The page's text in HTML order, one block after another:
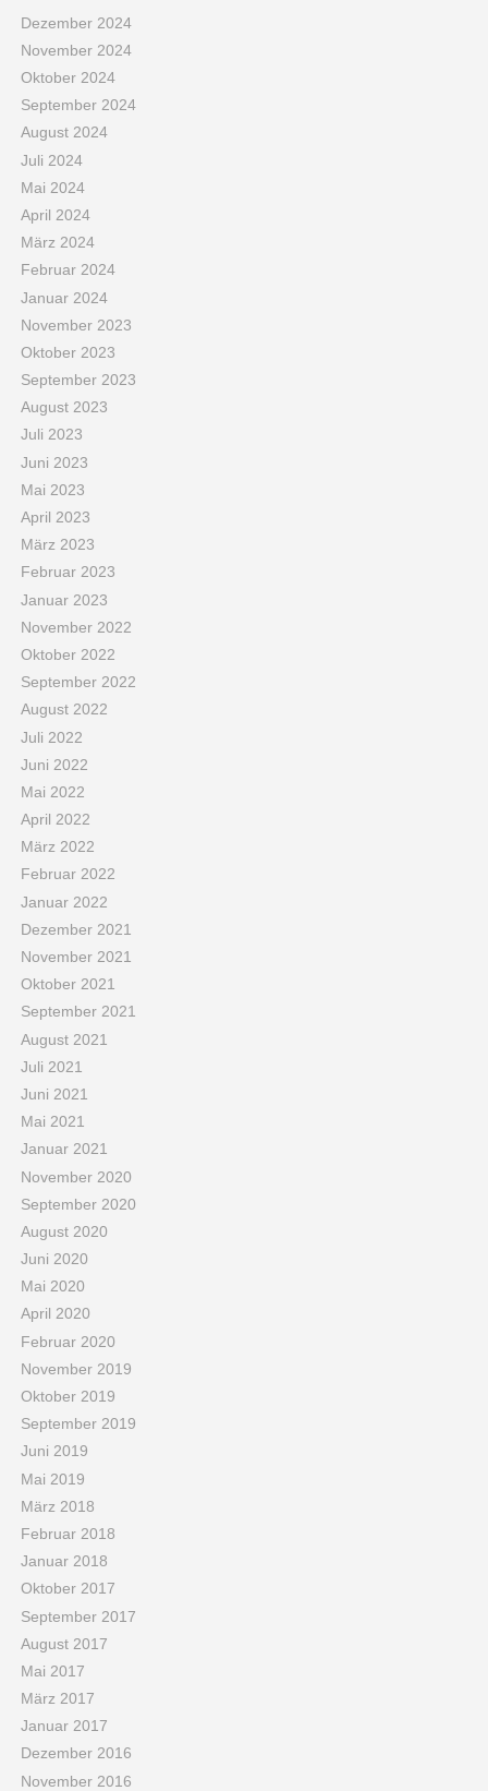
Dezember 2024
November 2024
Oktober 2024
September 2024
August 2024
Juli 2024
Mai 2024
April 2024
März 2024
Februar 2024
Januar 2024
November 2023
Oktober 2023
September 2023
August 2023
Juli 2023
Juni 2023
Mai 2023
April 2023
März 2023
Februar 2023
Januar 2023
November 2022
Oktober 2022
September 2022
August 2022
Juli 2022
Juni 2022
Mai 2022
April 2022
März 2022
Februar 2022
Januar 2022
Dezember 2021
November 2021
Oktober 2021
September 2021
August 2021
Juli 2021
Juni 2021
Mai 2021
Januar 2021
November 2020
September 2020
August 2020
Juni 2020
Mai 2020
April 2020
Februar 2020
November 2019
Oktober 2019
September 2019
Juni 2019
Mai 2019
März 2018
Februar 2018
Januar 2018
Oktober 2017
September 2017
August 2017
Mai 2017
März 2017
Januar 2017
Dezember 2016
November 2016